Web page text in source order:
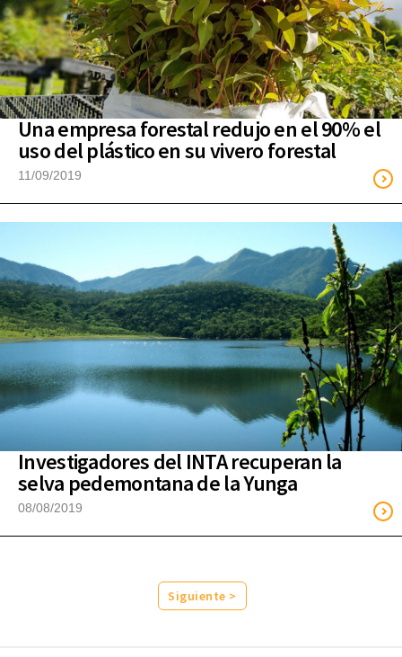
Una empresa forestal redujo en el 90% el
uso del plástico en su vivero forestal
11/09/2019
Investigadores del INTA recuperan la
selva pedemontana de la Yunga
08/08/2019
Siguiente >